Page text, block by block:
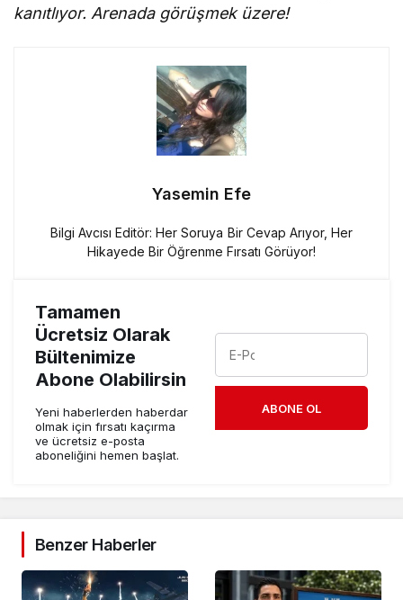
kanıtlıyor. Arenada görüşmek üzere!
Yasemin Efe
Bilgi Avcısı Editör: Her Soruya Bir Cevap Arıyor, Her
Hikayede Bir Öğrenme Fırsatı Görüyor!
Tamamen
Ücretsiz Olarak
Bültenimize
Abone Olabilirsin
Yeni haberlerden haberdar
olmak için fırsatı kaçırma
ve ücretsiz e-posta
aboneliğini hemen başlat.
ABONE OL
Benzer Haberler